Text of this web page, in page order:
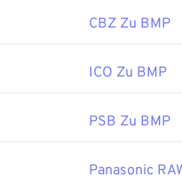
gdi/bitmaps
CBZ Zu BMP
ICO Zu BMP
PSB Zu BMP
Panasonic